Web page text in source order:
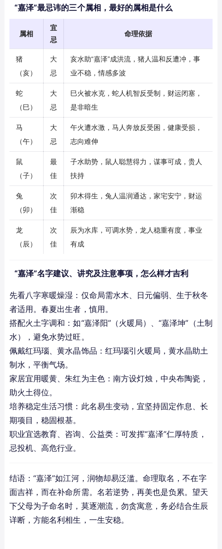
“嘉泽”最忌讳的三个属相，最好的属相是什么
属相
宜
忌
命理依据
猪
（亥）
大
忌
亥水助“嘉泽”成洪流，猪人温和反遭冲，事
业不稳，情感多波
蛇
（巳）
大
忌
巳火被水克，蛇人机智反受制，财运闭塞，
是非暗生
马
（午）
大
忌
午火遭水激，马人奔放反受困，健康受损，
志向难伸
鼠
（子）
最
佳
子水助势，鼠人聪慧得力，谋事可成，贵人
扶持
兔
（卯）
次
佳
卯木得生，兔人温润通达，家宅安宁，财运
渐稳
龙
（辰）
次
佳
辰为水库，可调水势，龙人稳重有度，事业
有成
“嘉泽”名字建议、讲究及注意事项，怎么样才吉利
先看八字寒暖燥湿：仅命局需水木、日元偏弱、生于秋冬
者适用。春夏出生者，慎用。
搭配火土字调和：如“嘉泽阳”（火暖局）、“嘉泽坤”（土制
水），避免水势过旺。
佩戴红玛瑙、黄水晶饰品：红玛瑙引火暖局，黄水晶助土
制水，平衡气场。
家居宜用暖黄、朱红为主色：南方设灯烛，中央布陶瓷，
助火土得位。
培养稳定生活习惯：此名易生变动，宜坚持固定作息、长
期项目，稳固根基。
职业宜选教育、咨询、公益类：可发挥“嘉泽”仁厚特质，
忌投机、高危行业。
结语：“嘉泽”如江河，润物却易泛滥。命理取名，不在字
面吉祥，而在补命所需。名若逆势，再美也是负累。望天
下父母为子命名时，莫逐潮流，勿贪寓意，务必结合生辰
详断，方能名利相生，一生安稳。